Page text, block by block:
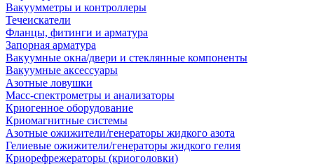
Вакуумметры и контроллеры
Течеискатели
Фланцы, фитинги и арматура
Запорная арматура
Вакуумные окна/двери и стеклянные компоненты
Вакуумные аксессуары
Азотные ловушки
Масс-спектрометры и анализаторы
Криогенное оборудование
Криомагнитные системы
Азотные ожижители/генераторы жидкого азота
Гелиевые ожижители/генераторы жидкого гелия
Криорефрежераторы (криоголовки)